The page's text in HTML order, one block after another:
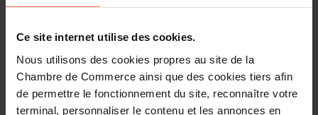
Ce site internet utilise des cookies.
Nous utilisons des cookies propres au site de la
Chambre de Commerce ainsi que des cookies tiers afin
de permettre le fonctionnement du site, reconnaître votre
terminal, personnaliser le contenu et les annonces en
Introduction to IT Security Threats
Live Demonstration: How Hackers Operate